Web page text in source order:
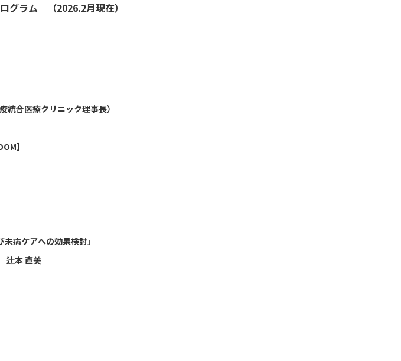
グラム （2026.2月現在）
合医療クリニック理事長）
】
病ケアへの効果検討」
辻本 直美